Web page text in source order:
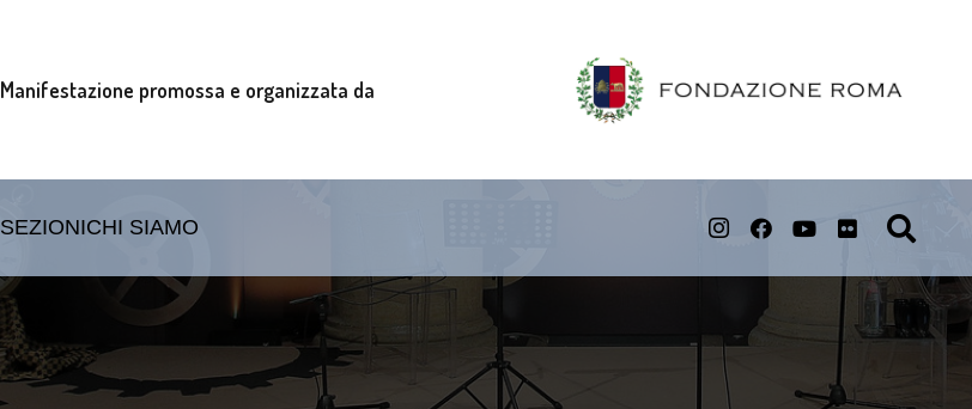
Manifestazione promossa e organizzata da
SEZIONICHI SIAMO